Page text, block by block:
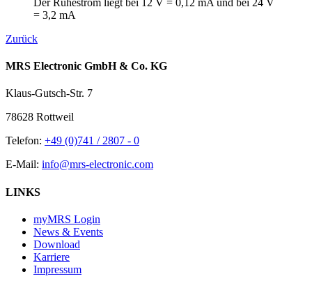
= 3,2 mA
Zurück
MRS Electronic GmbH & Co. KG
Klaus-Gutsch-Str. 7
78628 Rottweil
Telefon: +49 (0)741 / 2807 - 0
E-Mail: info@mrs-electronic.com
LINKS
myMRS Login
News & Events
Download
Karriere
Impressum